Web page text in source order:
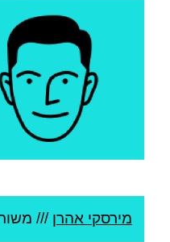
מירסקי אהרן ///